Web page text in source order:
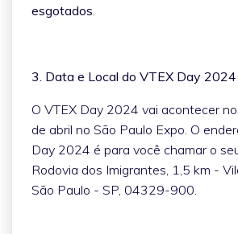
esgotados
3. Data e Local do VTEX Day 2024
O VTEX Day 2024 vai acontecer
de abril no São Paulo Expo. O
Day 2024 é para você chamar o
Rodovia dos Imigrantes, 1,5 km -
São Paulo - SP, 04329-900.